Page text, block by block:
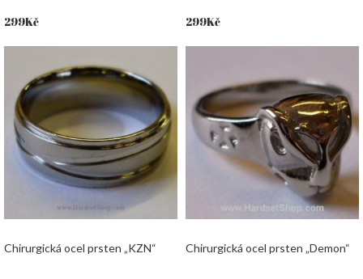
299Kč 299Kč
Chirurgická ocel prsten „KZN“ Chirurgická ocel prsten „Demon“